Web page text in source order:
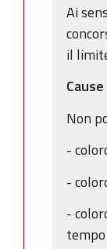
Ai
il
Non
-
-
-